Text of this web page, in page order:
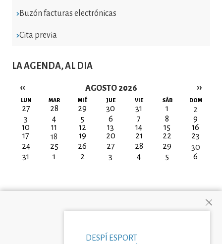
Buzón facturas electrónicas
Cita previa
LA AGENDA, AL DIA
AGOSTO 2026
Paginación
‹‹ ››
LUN MAR MIÉ JUE VIE SÁB DOM
27 28 29 30 31 1
2
3
4 5 6 7 8
9
10
11 12 13 14 15
16
17
18 19 20 21 22
23
24
25 26 27 28 29
30
31
1 2 3 4 5 6
DESPÍ ESPORT